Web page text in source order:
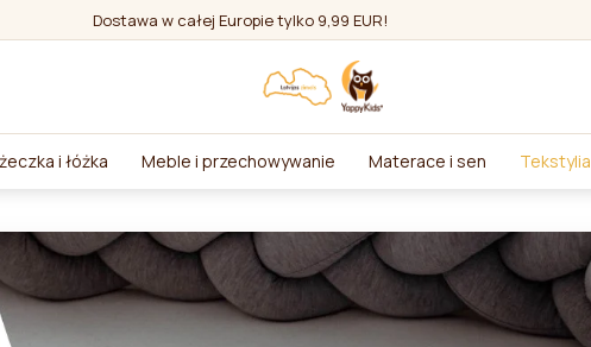
Dostawa w całej Europie tylko 9,99 EUR!
i łóżka Meble i przechowywanie Materace i sen Tekstylia